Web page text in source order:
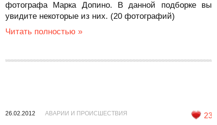
фотографа Марка Допино. В данной подборке вы
увидите некоторые из них. (20 фотографий)
Читать полностью »
26.02.2012 АВАРИИ И ПРОИСШЕСТВИЯ 23